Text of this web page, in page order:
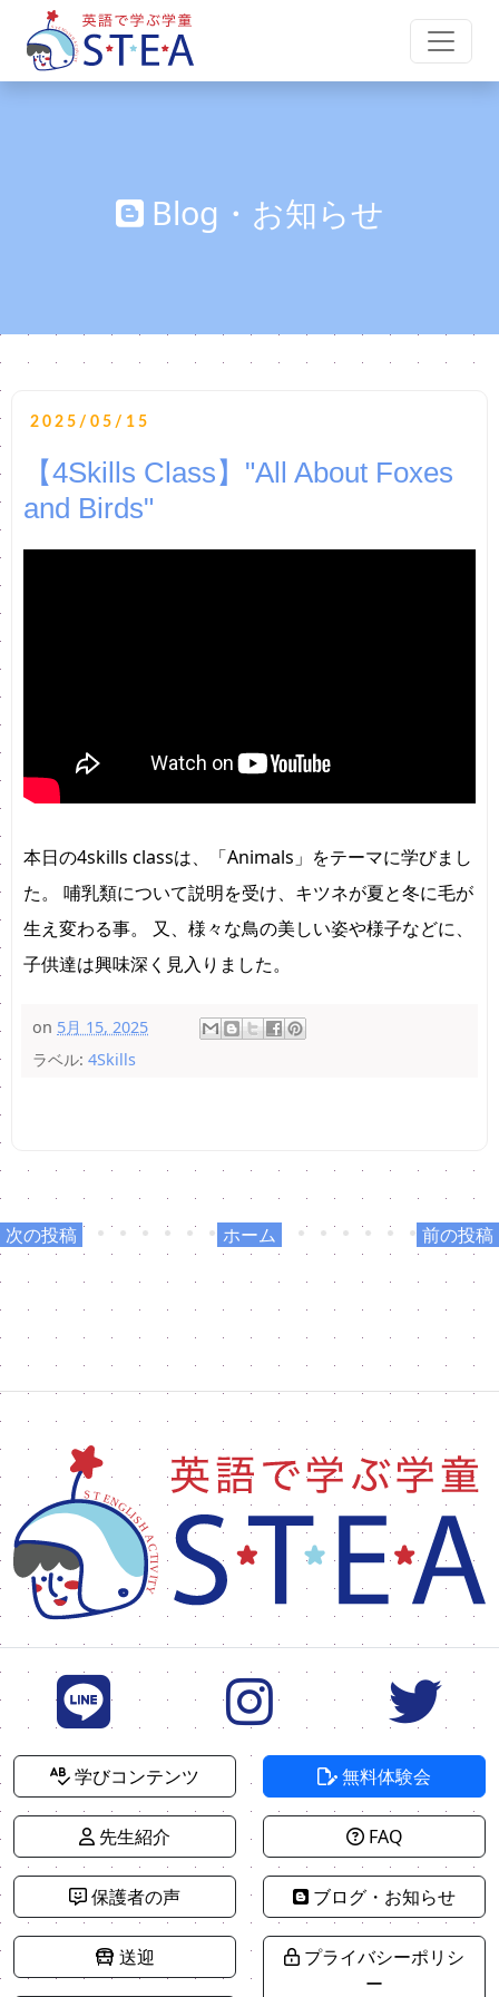
Blog・お知らせ
2025/05/15
【4Skills Class】"All About Foxes
and Birds"
本日の4skills classは、「Animals」をテーマに学びまし
た。 哺乳類について説明を受け、キツネが夏と冬に毛が
生え変わる事。 又、様々な鳥の美しい姿や様子などに、
子供達は興味深く見入りました。
on 5月 15, 2025
ラベル: 4Skills
次の投稿 前の投稿
ホーム
学びコンテンツ
先生紹介
保護者の声
送迎
無料体験会
FAQ
ブログ・お知らせ
プライバシーポリシ
ー